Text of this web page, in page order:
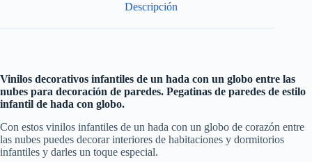
Descripción
Vinilos decorativos infantiles de un hada con un globo entre las
nubes para decoración de paredes. Pegatinas de paredes de estilo
infantil de hada con globo.
Con estos vinilos infantiles de un hada con un globo de corazón entre
las nubes puedes decorar interiores de habitaciones y dormitorios
infantiles y darles un toque especial.